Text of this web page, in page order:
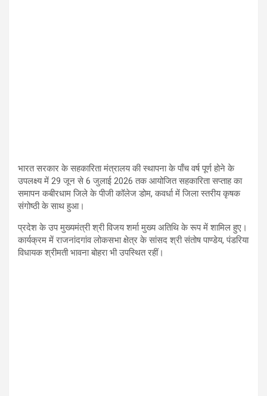
भारत सरकार के सहकारिता मंत्रालय की स्थापना के पाँच वर्ष पूर्ण होने के
उपलक्ष्य में 29 जून से 6 जुलाई 2026 तक आयोजित सहकारिता सप्ताह का
समापन कबीरधाम जिले के पीजी कॉलेज डोम, कवर्धा में जिला स्तरीय कृषक
संगोष्ठी के साथ हुआ।
प्रदेश के उप मुख्यमंत्री श्री विजय शर्मा मुख्य अतिथि के रूप में शामिल हुए।
कार्यक्रम में राजनांदगांव लोकसभा क्षेत्र के सांसद श्री संतोष पाण्डेय, पंडरिया
विधायक श्रीमती भावना बोहरा भी उपस्थित रहीं।